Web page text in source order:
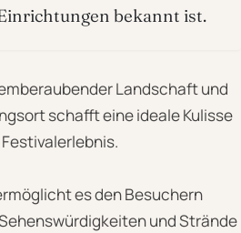
bekannt ist.
Landschaft und
schafft eine ideale Kulisse
es den Besuchern
und Strände